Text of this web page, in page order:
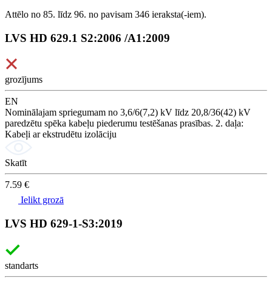
Attēlo no 85. līdz 96. no pavisam 346 ieraksta(-iem).
LVS HD 629.1 S2:2006 /A1:2009
grozījums
EN
Nominālajam spriegumam no 3,6/6(7,2) kV līdz 20,8/36(42) kV
paredzētu spēka kabeļu piederumu testēšanas prasības. 2. daļa:
Kabeļi ar ekstrudētu izolāciju
Skatīt
7.59 €
Ielikt grozā
LVS HD 629-1-S3:2019
standarts